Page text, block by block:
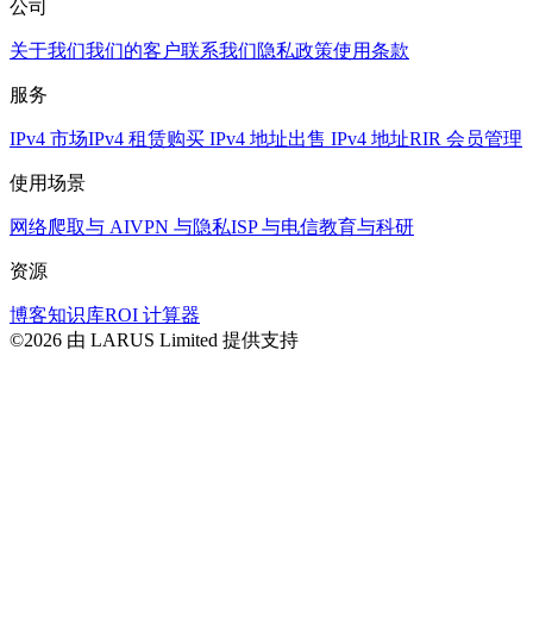
公司
关于我们我们的客户联系我们隐私政策使用条款
服务
IPv4 市场IPv4 租赁购买 IPv4 地址出售 IPv4 地址RIR 会员管理
使用场景
网络爬取与 AIVPN 与隐私ISP 与电信教育与科研
资源
博客知识库ROI 计算器
©2026 由 LARUS Limited 提供支持